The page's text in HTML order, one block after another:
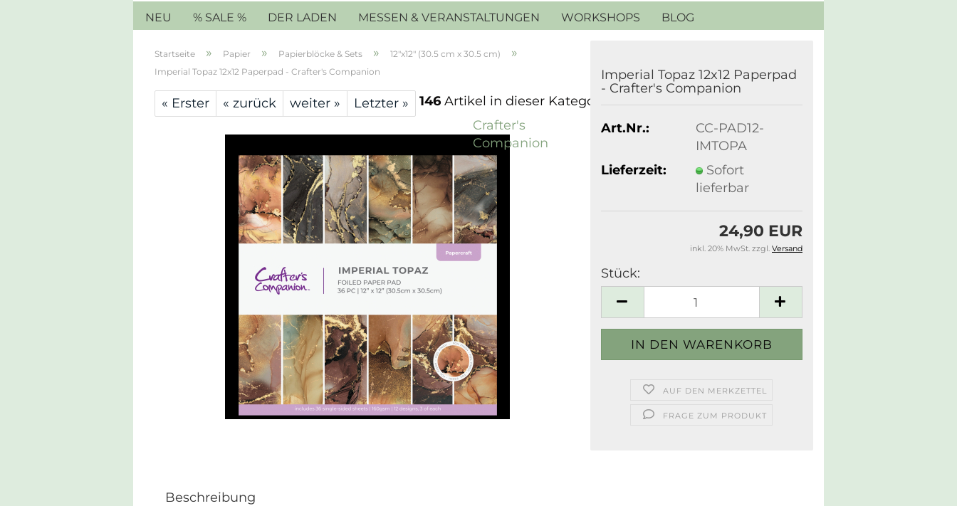
NEU % SALE % DER LADEN MESSEN & VERANSTALTUNGEN WORKSHOPS BLOG
Startseite » Papier » Papierblöcke & Sets » 12"x12" (30.5 cm x 30.5 cm) »
Imperial Topaz 12x12 Paperpad - Crafter's Companion
« Erster « zurück weiter » Letzter » 146 Artikel in dieser Kategorie
Crafter's
Companion
Imperial Topaz 12x12 Paperpad
- Crafter's Companion
Art.Nr.:
CC-PAD12-
IMTOPA
Lieferzeit:
Sofort
lieferbar
24,90 EUR
inkl. 20% MwSt. zzgl. Versand
Stück:
Stück
AUF DEN MERKZETTEL
FRAGE ZUM PRODUKT
Beschreibung